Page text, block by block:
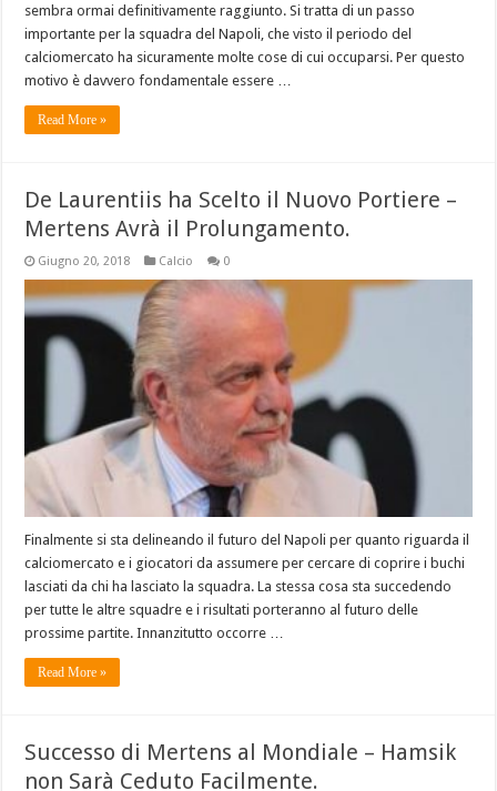
sembra ormai definitivamente raggiunto. Si tratta di un passo
importante per la squadra del Napoli, che visto il periodo del
calciomercato ha sicuramente molte cose di cui occuparsi. Per questo
motivo è davvero fondamentale essere …
Read More »
De Laurentiis ha Scelto il Nuovo Portiere –
Mertens Avrà il Prolungamento.
Giugno 20, 2018 Calcio 0
Finalmente si sta delineando il futuro del Napoli per quanto riguarda il
calciomercato e i giocatori da assumere per cercare di coprire i buchi
lasciati da chi ha lasciato la squadra. La stessa cosa sta succedendo
per tutte le altre squadre e i risultati porteranno al futuro delle
prossime partite. Innanzitutto occorre …
Read More »
Successo di Mertens al Mondiale – Hamsik
non Sarà Ceduto Facilmente.